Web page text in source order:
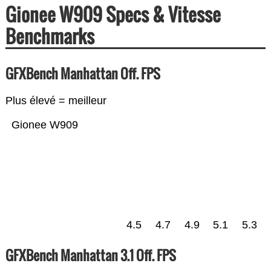
Gionee W909 Specs & Vitesse
Benchmarks
GFXBench Manhattan Off. FPS
Plus élevé = meilleur
Gionee W909
4.5 4.7 4.9 5.1 5.3
GFXBench Manhattan 3.1 Off. FPS